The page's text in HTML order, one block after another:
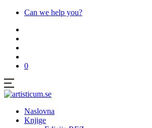
Can we help you?
0
Naslovna
Knjige